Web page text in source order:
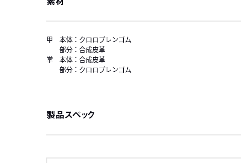
甲 本体：クロロプレンゴム
部分：合成皮革
掌 本体：合成皮革
部分：クロロプレンゴム
製品スペック